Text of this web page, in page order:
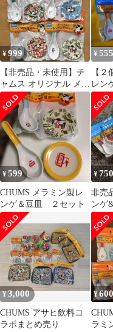
¥999
【非売品・未使用】チ
ャムス オリジナル メラ
ミン製レンゲ＆豆皿 全
4種セット
¥555
【
レン
¥599
CHUMS メラミン製レ
ンゲ＆豆皿 ２セット
¥750
非売
ンゲ
¥3,000
CHUMS アサヒ飲料コ
ラボまとめ売り
¥600
ラミ